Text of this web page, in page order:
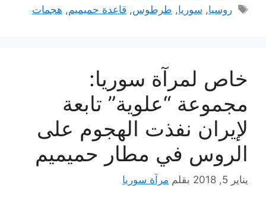
الوسوم
روسيا, سوريا, طرطوس, قاعدة حميميم, هجمات
خاص لمرآة سوريا:
مجموعة “علوية” تابعة
لإيران نفذت الهجوم على
الروس في مطار حميميم
يناير 5, 2018 بقلم مرآة سوريا